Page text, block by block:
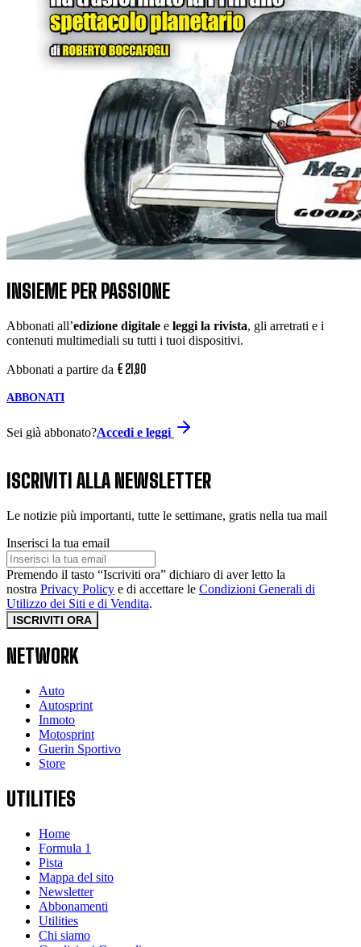
INSIEME PER PASSIONE
Abbonati all’edizione digitale e leggi la rivista, gli arretrati e i
contenuti multimediali su tutti i tuoi dispositivi.
Abbonati a partire da € 21,90
ABBONATI
Sei già abbonato?Accedi e leggi
ISCRIVITI ALLA NEWSLETTER
Le notizie più importanti, tutte le settimane, gratis nella tua mail
Inserisci la tua email
Premendo il tasto “Iscriviti ora” dichiaro di aver letto la
nostra Privacy Policy e di accettare le Condizioni Generali di
Utilizzo dei Siti e di Vendita.
ISCRIVITI ORA
NETWORK
Auto
Autosprint
Inmoto
Motosprint
Guerin Sportivo
Store
UTILITIES
Home
Formula 1
Pista
Mappa del sito
Newsletter
Abbonamenti
Utilities
Chi siamo